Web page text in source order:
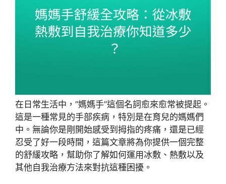
在日常生活中，”媽媽手”這個名詞愈來愈常被提起。
這是一種常見的手部疾病，特別是在育兒的媽媽們
中。無論你是剛開始感受到拇指的疼痛，還是已經
忍受了好一段時間，這篇文章將為你提供一個完整
的舒緩攻略，幫助你了解如何運用冰敷、熱敷以及
其他自我治療方法來對抗這種困擾。